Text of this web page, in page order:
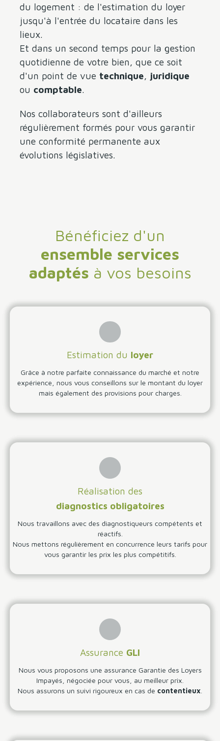
du logement : de l'estimation du loyer
jusqu'à l'entrée du locataire dans les
lieux.
Et dans un second temps pour la gestion
quotidienne de votre bien, que ce soit
d'un point de vue technique
juridique
ou comptable
Nos collaborateurs sont d'ailleurs
régulièrement formés pour vous garantir
une conformité permanente aux
évolutions législatives.
Bénéficiez d'un
ensemble services
adaptés à vos besoins
Estimation du loyer
Grâce à notre parfaite connaissance du marché et notre
expérience, nous vous conseillons sur le montant du loyer
mais également des provisions pour charges.
Réalisation des
diagnostics obligatoires
Nous travaillons avec des diagnostiqueurs compétents et
réactifs.
Nous mettons régulièrement en concurrence leurs tarifs pour
vous garantir les prix les plus compétitifs.
Assurance GLI
Nous vous proposons une assurance Garantie des Loyers
Impayés, négociée pour vous, au meilleur prix.
Nous assurons un suivi rigoureux en cas de contentieux